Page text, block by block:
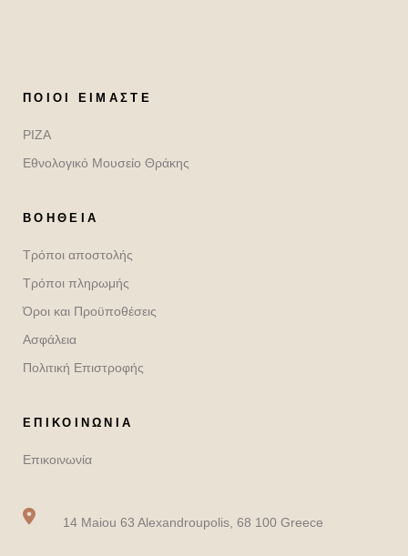
ΠΟΙΟΙ ΕΊΜΑΣΤΕ
ΡΙΖΑ
Εθνολογικό Μουσείο Θράκης
ΒΟΉΘΕΙΑ
Τρόποι αποστολής
Τρόποι πληρωμής
Όροι και Προϋποθέσεις
Ασφάλεια
Πολιτική Επιστροφής
ΕΠΙΚΟΙΝΩΝΙΑ
Επικοινωνία
14 Maiou 63 Alexandroupolis, 68 100 Greece